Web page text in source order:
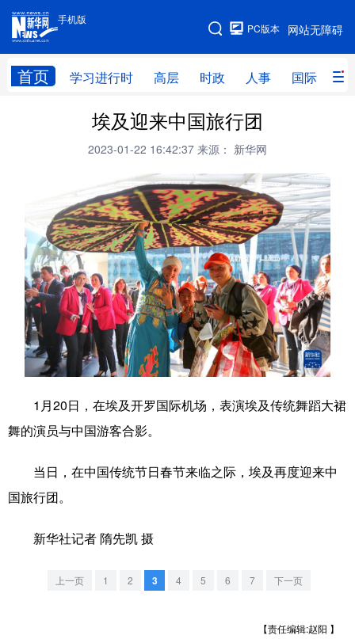
手机版
网站无障碍
PC版本
首页 学习进行时 高层 时政 人事 国际 财
手机版
网站地图
高层 时政
财经 网评
思客智库 全球连线 教育
科技 科创 量子 体育
文化 书画 健康 军事
访谈 视频 图片 政务
法律 中央文件 金融 汽车
食品 人居 信息化 数字经济
地方频道
埃及迎来中国旅行团
2023-01-22 16:42:37 来源： 新华网
1月20日，在埃及开罗国际机场，表演埃及传统舞蹈大裙
舞的演员与中国游客合影。
当日，在中国传统节日春节来临之际，埃及再度迎来中
国旅行团。
新华社记者 隋先凯 摄
上一页 1 2 3 4 5 6 7 下一页
【责任编辑:赵阳 】